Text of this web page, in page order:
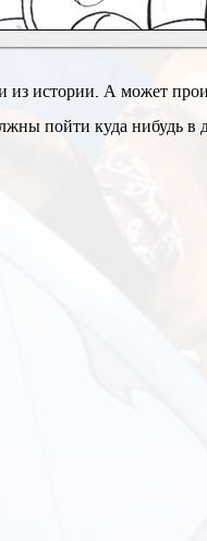
истории. А может
пойти куда нибудь в